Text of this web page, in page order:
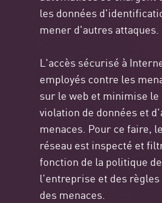
les données
mener d'autres attaques.
L'accès sécurisé à
employés contre les
sur le web et minimise
violation de données et
menaces. Pour ce faire,
réseau est inspecté et
fonction de la politique
l'entreprise et des
des menaces.